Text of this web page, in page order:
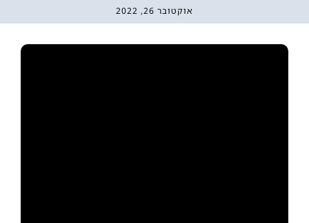
אוקטובר 26, 2022